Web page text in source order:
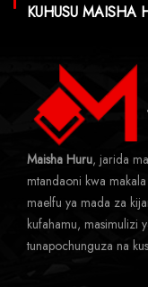
KUHUSU MAISHA
Maisha Huru, jarida
mtandaoni kwa
maelfu ya mada za
kufahamu, masimulizi
tunapochunguza na